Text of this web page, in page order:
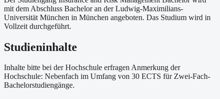
mit dem Abschluss Bachelor an der Ludwig-Maximilians-
Universität München in München angeboten. Das Studium wird in
Vollzeit durchgeführt.
Studieninhalte
Inhalte bitte bei der Hochschule erfragen Anmerkung der
Hochschule: Nebenfach im Umfang von 30 ECTS für Zwei-Fach-
Bachelorstudiengänge.